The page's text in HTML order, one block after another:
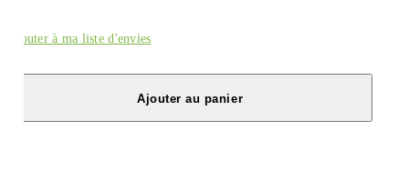
Ajouter à ma liste d'envies
Ajouter au panier